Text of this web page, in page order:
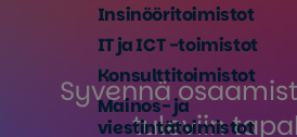
Insinööritoimistot
IT ja ICT -toimistot
Konsulttitoimistot
Mainos- ja
viestintätoimistot
Syvennä
tuleviin